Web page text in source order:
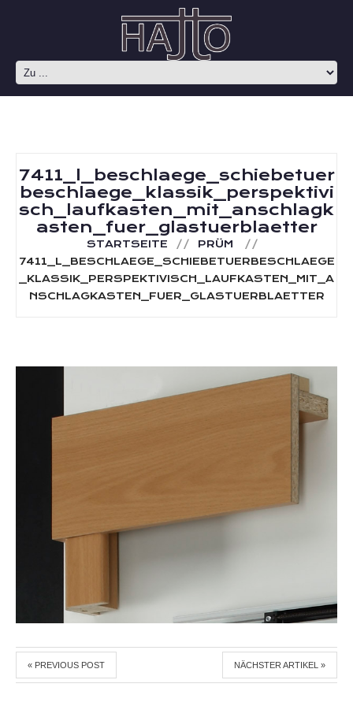
7411_l_beschlaege_schiebetuer
beschlaege_klassik_perspektivi
sch_laufkasten_mit_anschlagk
asten_fuer_glastuerblaetter
STARTSEITE
PRÜM
7411_L_BESCHLAEGE_SCHIEBETUERBESCHLAEGE
_KLASSIK_PERSPEKTIVISCH_LAUFKASTEN_MIT_A
NSCHLAGKASTEN_FUER_GLASTUERBLAETTER
« PREVIOUS POST NÄCHSTER ARTIKEL »